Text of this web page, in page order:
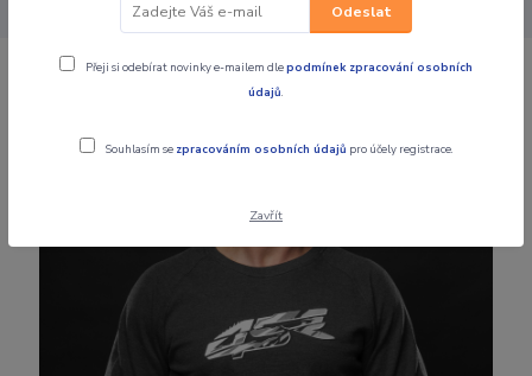
kevlarová moto mikina CAMO
4SR Pánská kevlarová moto mikina
Odeslat
Přeji si odebírat novinky e-mailem dlepodmínek zpracování osobních
údajů.
Souhlasím se zpracováním osobních údajů pro účely registrace.
Zavřít